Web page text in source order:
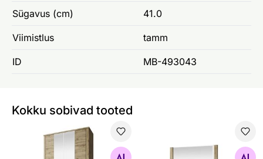
Sügavus (cm) 41.0
Viimistlus tamm
ID MB-493043
Kokku sobivad tooted
Riidekapp Doorset 150 cm Peegel Doorset